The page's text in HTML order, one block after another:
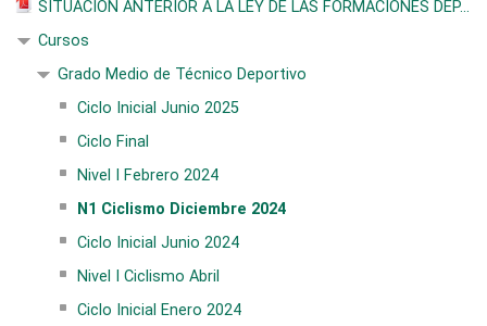
SITUACIÓN ANTERIOR A LA LEY DE LAS FORMACIONES DEP...
Cursos
Grado Medio de Técnico Deportivo
Ciclo Inicial Junio 2025
Ciclo Final
Nivel I Febrero 2024
N1 Ciclismo Diciembre 2024
Ciclo Inicial Junio 2024
Nivel I Ciclismo Abril
Ciclo Inicial Enero 2024